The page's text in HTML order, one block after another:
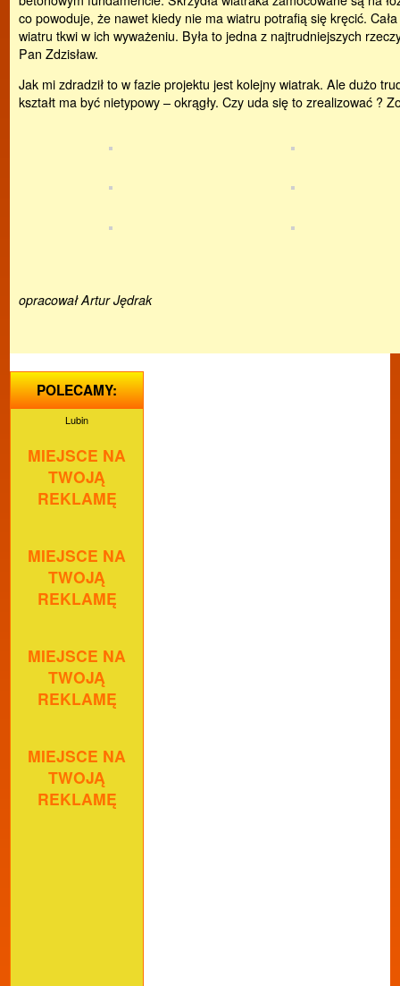
co powoduje, że nawet kiedy nie ma wiatru potrafią się kręcić.
wiatru tkwi w ich wyważeniu. Była to jedna z najtrudniejszych
Pan Zdzisław.
Jak mi zdradził to w fazie projektu jest kolejny wiatrak. Ale dużo
kształt ma być nietypowy – okrągły. Czy uda się to zrealizować ?
opracował Artur Jędrak
POLECAMY:
Lubin
MIEJSCE NA
TWOJĄ
REKLAMĘ
MIEJSCE NA
TWOJĄ
REKLAMĘ
MIEJSCE NA
TWOJĄ
REKLAMĘ
MIEJSCE NA
TWOJĄ
REKLAMĘ